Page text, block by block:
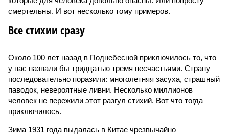
смертельны. И вот несколько тому примеров.
Все стихии сразу
Около 100 лет назад в Поднебесной приключилось то, что
у нас назвали бы тридцатью тремя несчастьями. Страну
последовательно поразили: многолетняя засуха, страшный
паводок, невероятные ливни. Несколько миллионов
человек не пережили этот разгул стихий. Вот что тогда
приключилось.
Зима 1931 года выдалась в Китае чрезвычайно